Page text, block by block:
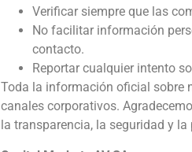
Verificar siempre que las
No facilitar información
contacto.
Reportar cualquier intento
Toda la información oficial sobre
canales corporativos.
la transparencia, la seguridad y